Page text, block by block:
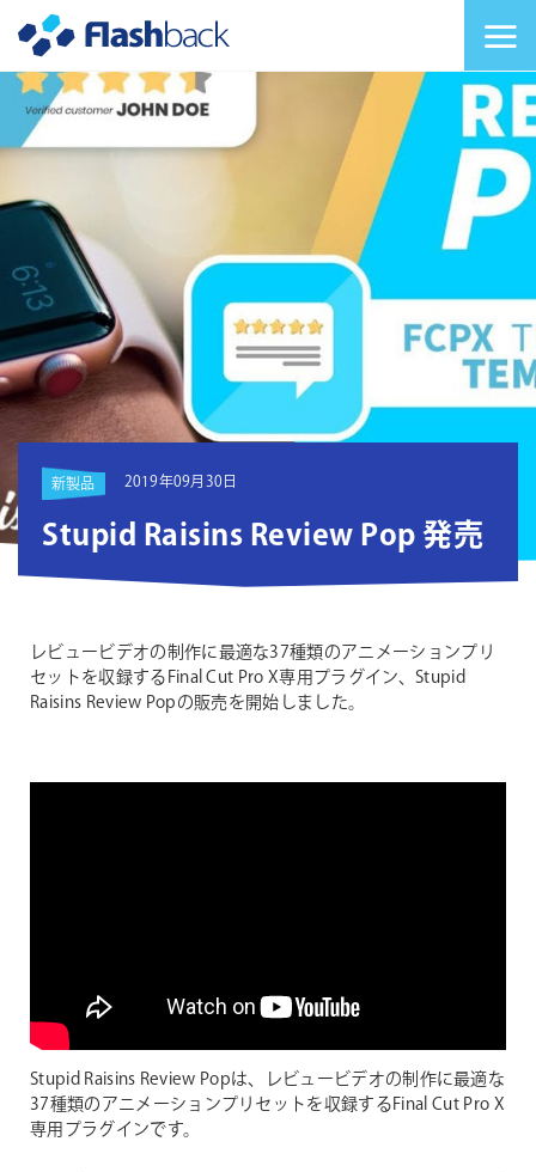
新製品 2019年09月30日
Stupid Raisins Review Pop 発売
レビュービデオの制作に最適な37種類のアニメーションプリ
セットを収録するFinal Cut Pro X専用プラグイン、Stupid
Raisins Review Popの販売を開始しました。
Stupid Raisins Review Popは、レビュービデオの制作に最適な
37種類のアニメーションプリセットを収録するFinal Cut Pro X
専用プラグインです。